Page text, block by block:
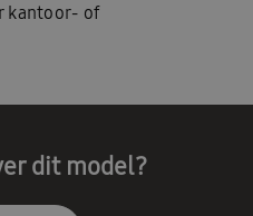
kantoor- of
dit model?